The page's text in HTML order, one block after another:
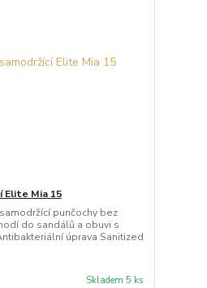
Elite Mia 15
punčochy bez
do sandálů a obuvi s
úprava Sanitized
Skladem 5 ks